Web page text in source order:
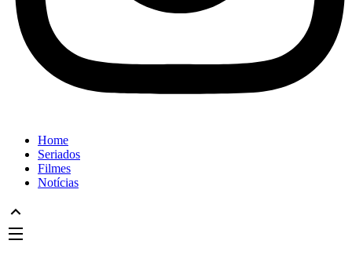
Home
Seriados
Filmes
Notícias